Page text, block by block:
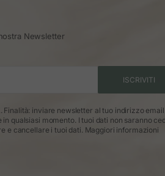
Newsletter
ISCRIVITI
Finalità: inviare newsletter al tuo indirizzo
qualsiasi momento. I tuoi dati non saranno
e cancellare i tuoi dati. Maggiori informazioni